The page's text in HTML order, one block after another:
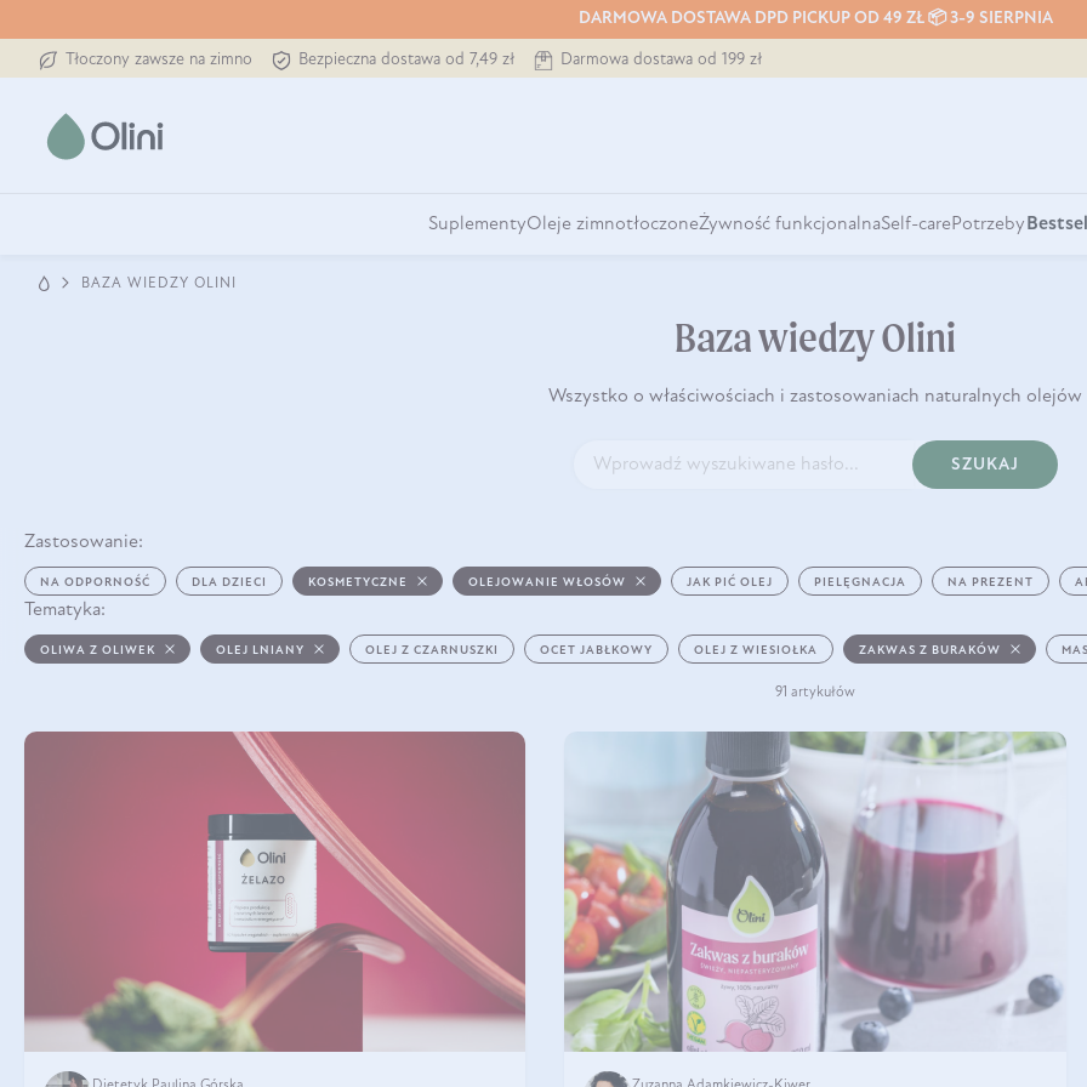
DARMOWA DOSTAWA DPD PICKUP OD 49 ZŁ 📦 3-9 SIERPNIA
Tłoczony zawsze na zimno Bezpieczna dostawa od 7,49 zł Darmowa dostawa od 199 zł
SuplementyOleje zimnotłoczoneŻywność funkcjonalnaSelf-carePotrzeby
BAZA WIEDZY OLINI
Baza wiedzy Olini
Wszystko o właściwościach i zastosowaniach naturalnych olejów
SZUKAJ
Zastosowanie:
NA ODPORNOŚĆ DLA DZIECI KOSMETYCZNE OLEJOWANIE WŁOSÓW JAK PIĆ OLEJ PIELĘGNACJA NA PREZENT
Tematyka:
OLIWA Z OLIWEK OLEJ LNIANY OLEJ Z CZARNUSZKI OCET JABŁKOWY OLEJ Z WIESIOŁKA ZAKWAS Z BURAKÓW
91 artykułów